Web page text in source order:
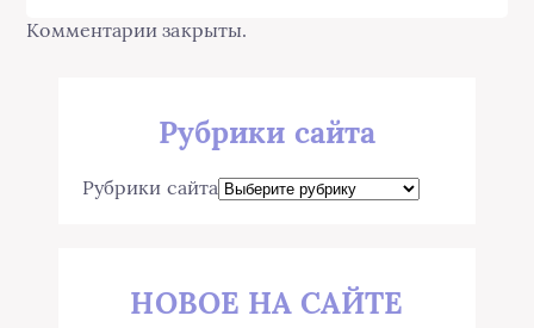
Комментарии закрыты.
Рубрики сайта
Рубрики сайта
НОВОЕ НА САЙТЕ